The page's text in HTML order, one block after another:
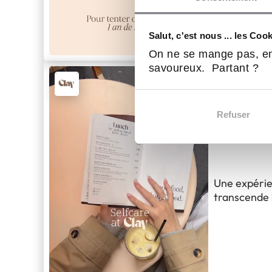
Salut, c'est nous ... les
On ne se mange pas,
savoureux. Partant ?
Refuser
qui s'est
16 Fév 2026
CLAY
Une
transcende